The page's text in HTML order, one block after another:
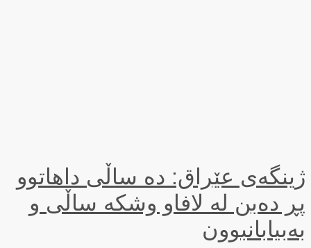
ژینگه‌ی عێراق: ده‌ ساڵی داهاتوو
پڕ ده‌بن له‌ لافاو وشكه‌ ساڵی و
به‌بیابانبوون